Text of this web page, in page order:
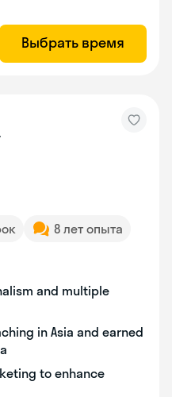
Выбрать время
8 лет опыта
and multiple
in Asia and earned
to enhance